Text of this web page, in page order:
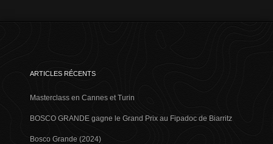
ARTICLES RÉCENTS
Masterclass en Cannes et Turin
BOSCO GRANDE gagne le Grand Prix au Fipadoc de Biarritz
Bosco Grande (2024)